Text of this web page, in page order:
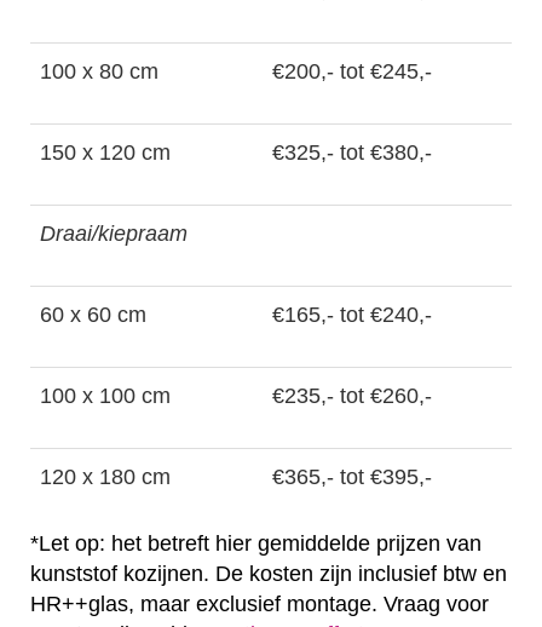
100 x 80 cm €200,- tot €245,-
150 x 120 cm €325,- tot €380,-
Draai/kiepraam
60 x 60 cm €165,- tot €240,-
100 x 100 cm €235,- tot €260,-
120 x 180 cm €365,- tot €395,-
*Let op: het betreft hier gemiddelde prijzen van
kunststof kozijnen. De kosten zijn inclusief btw en
HR++glas, maar exclusief montage. Vraag voor